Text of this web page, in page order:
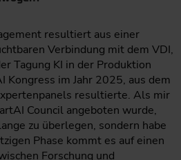
resultiert aus einer
Verbindung mit dem VDI,
Tagung KI in der Produktion
Kongress im Jahr 2025, aus dem
resultierte. Als mir
Council angeboten wurde,
zu überlegen, sondern habe
Phase kommt es auf einen
Forschung und